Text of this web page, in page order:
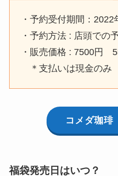
・予約受付期間：
・予約方法 : 店頭での
・販売価格 : 7500円
＊支払いは現金のみ
コメダ珈
福袋発売日はいつ？